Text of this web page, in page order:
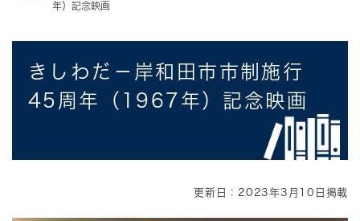
年）記念映画
きしわだ－岸和田市市制施行
45周年（1967年）記念映画
更新日：2023年3月10日掲載